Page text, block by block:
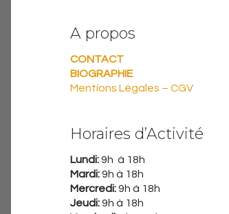
A propos
CONTACT
BIOGRAPHIE
Mentions Légales – CGV
Horaires d’Activité
Lundi:9h à 18h
Mardi:9h à 18h
Mercredi:9h à 18h
Jeudi:9h à 18h